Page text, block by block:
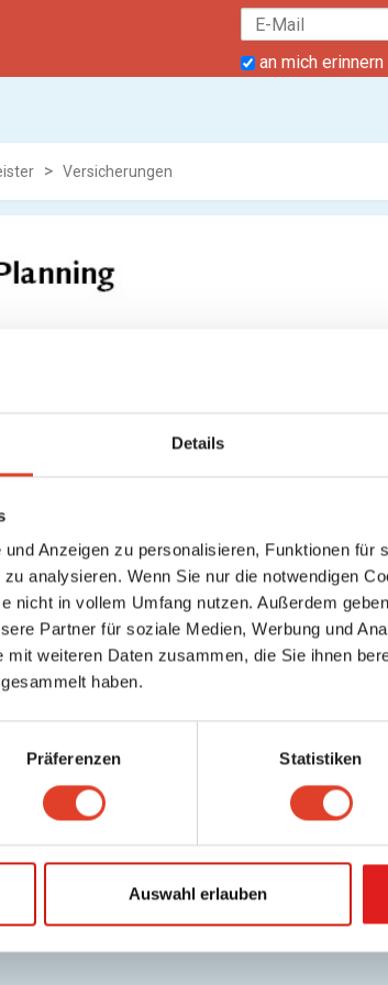
Details
Anzeigen zu personalisieren, Funktionen für
analysieren. Wenn Sie nur die notwendigen
nicht in vollem Umfang nutzen. Außerdem
Partner für soziale Medien, Werbung und
weiteren Daten zusammen, die Sie ihnen
haben.
Präferenzen Statistiken
Auswahl erlauben
an mich erinnern
Versicherungen